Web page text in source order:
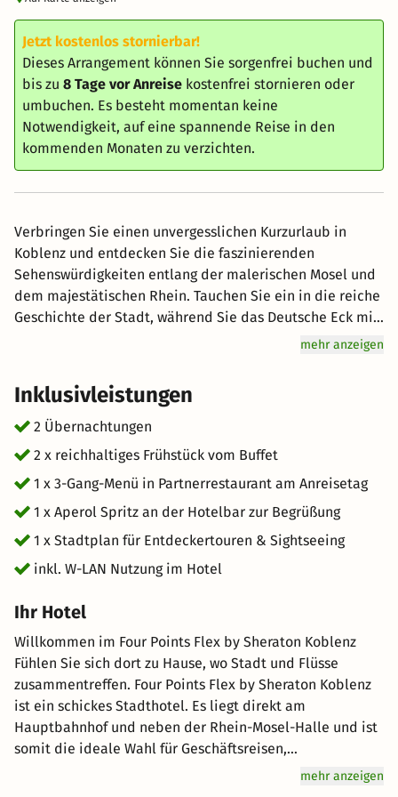
Jetzt kostenlos stornierbar!
Dieses Arrangement können Sie sorgenfrei buchen und
bis zu 8 Tage vor Anreise kostenfrei stornieren oder
umbuchen. Es besteht momentan keine
Notwendigkeit, auf eine spannende Reise in den
kommenden Monaten zu verzichten.
Verbringen Sie einen unvergesslichen Kurzurlaub in
Koblenz und entdecken Sie die faszinierenden
Sehenswürdigkeiten entlang der malerischen Mosel und
dem majestätischen Rhein. Tauchen Sie ein in die reiche
Geschichte der Stadt, während Sie das Deutsche Eck mit
dem beeindruckenden Reiterstandbild von Kaiser
charmanten Gassen der Altstadt und bestaunen Sie
historische Gebäude wie das imposante Kurfürstliche
Schloss. Genießen Sie einen Spaziergang entlang der
Uferpromenaden und lassen Sie sich vom malerischen
Flair der zwei Flüsse verzaubern. Erleben Sie Kultur und
Natur in perfekter Harmonie während Ihres Kurzurlaubs
in Koblenz.
mehr anzeigen
Inklusivleistungen
2 Übernachtungen
2 x reichhaltiges Frühstück vom Buffet
1 x 3-Gang-Menü in Partnerrestaurant am Anreisetag
1 x Aperol Spritz an der Hotelbar zur Begrüßung
1 x Stadtplan für Entdeckertouren & Sightseeing
inkl. W-LAN Nutzung im Hotel
Ihr Hotel
Willkommen im Four Points Flex by Sheraton Koblenz
Fühlen Sie sich dort zu Hause, wo Stadt und Flüsse
zusammentreffen. Four Points Flex by Sheraton Koblenz
ist ein schickes Stadthotel. Es liegt direkt am
Hauptbahnhof und neben der Rhein-Mosel-Halle und ist
somit die ideale Wahl für Geschäftsreisen,
Veranstaltungen und Freizeitaufenthalte. Das moderne
mehr anzeigen